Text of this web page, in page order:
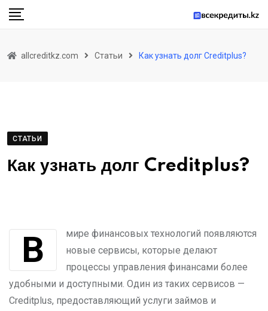
Skip
allcreditkz.com Статьи Как узнать долг Creditplus?
СТАТЬИ
Как узнать долг Creditplus?
В мире финансовых технологий появляются
новые сервисы, которые делают
процессы управления финансами более
удобными и доступными. Один из таких сервисов —
Creditplus, предоставляющий услуги займов и